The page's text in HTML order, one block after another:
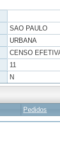
SAO PAULO
URBANA
CENSO
11
N
Pedidos